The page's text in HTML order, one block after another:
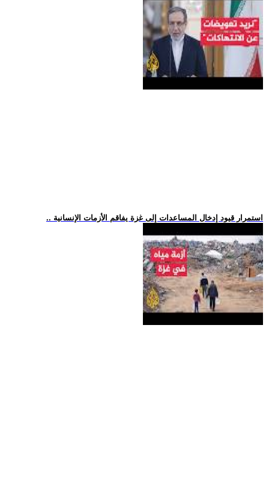
.. استمرار قيود إدخال المساعدات إلى غزة يفاقم الأزمات الإنسانية